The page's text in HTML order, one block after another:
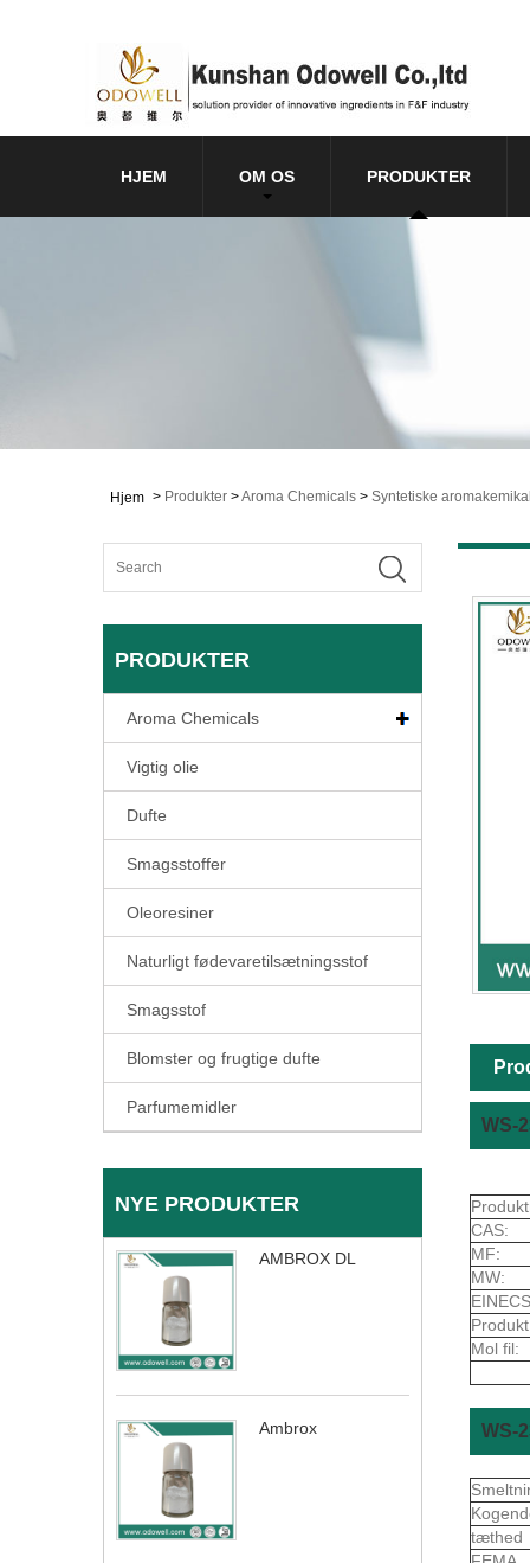
HJEM OM OS PRODUKTER
Hjem > Produkter >Aroma Chemicals > Syntetiske
PRODUKTER
Aroma Chemicals
Vigtig olie
Dufte
Smagsstoffer
Oleoresiner
Naturligt fødevaretilsætningsstof
Smagsstof
Blomster og frugtige dufte
Parfumemidler
NYE PRODUKTER
AMBROX DL
Ambrox
WS-
CAS:
MF:
MW:
Mol fil:
WS-
tæthed